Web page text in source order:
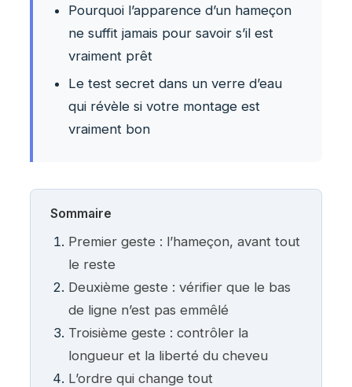
Pourquoi l’apparence d’un hameçon
ne suffit jamais pour savoir s’il est
vraiment prêt
Le test secret dans un verre d’eau
qui révèle si votre montage est
vraiment bon
Sommaire
Premier geste : l’hameçon, avant tout
le reste
Deuxième geste : vérifier que le bas
de ligne n’est pas emmêlé
Troisième geste : contrôler la
longueur et la liberté du cheveu
L’ordre qui change tout